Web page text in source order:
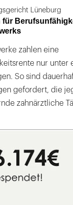
Lüneburg
für
zahlen eine
nur unter
So sind
gefordert, die
zahnärztliche